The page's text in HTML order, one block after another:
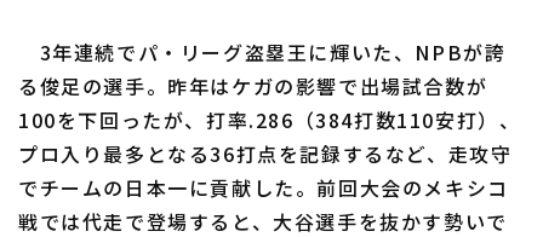
3年連続でパ・リーグ盗塁王に輝いた、NPBが誇
る俊足の選手。昨年はケガの影響で出場試合数が
100を下回ったが、打率.286（384打数110安打）、
プロ入り最多となる36打点を記録するなど、走攻守
でチームの日本一に貢献した。前回大会のメキシコ
戦では代走で登場すると、大谷選手を抜かす勢いで